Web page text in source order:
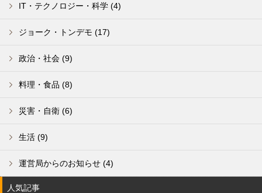
IT・テクノロジー・科学 (4)
ジョーク・トンデモ (17)
政治・社会 (9)
料理・食品 (8)
災害・自衛 (6)
生活 (9)
運営局からのお知らせ (4)
人気記事